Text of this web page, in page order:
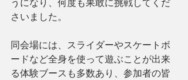
さいました。
同会場には、スライダーやスケートボ
ードなど全身を使って遊ぶことが出来
る体験ブースも多数あり、参加者の皆